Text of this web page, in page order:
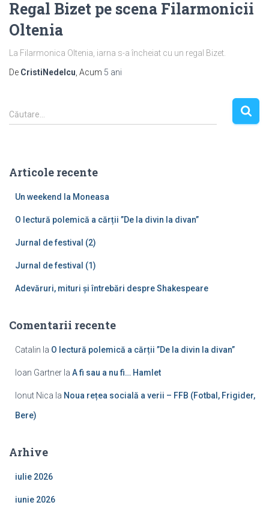
Regal Bizet pe scena Filarmonicii
Oltenia
La Filarmonica Oltenia, iarna s-a încheiat cu un regal Bizet.
De CristiNedelcu , Acum 5 ani
C
a
d
Căutare…
Articole recente
Un weekend la Moneasa
O lectură polemică a cărții ”De la divin la divan”
Jurnal de festival (2)
Jurnal de festival (1)
Adevăruri, mituri și întrebări despre Shakespeare
Comentarii recente
Catalin la O lectură polemică a cărții ”De la divin la divan”
Ioan Gartner la A fi sau a nu fi… Hamlet
Ionut Nica la Noua rețea socială a verii – FFB (Fotbal, Frigider,
Bere)
Arhive
iulie 2026
iunie 2026